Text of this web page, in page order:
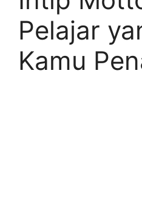
Pelajar
Kamu